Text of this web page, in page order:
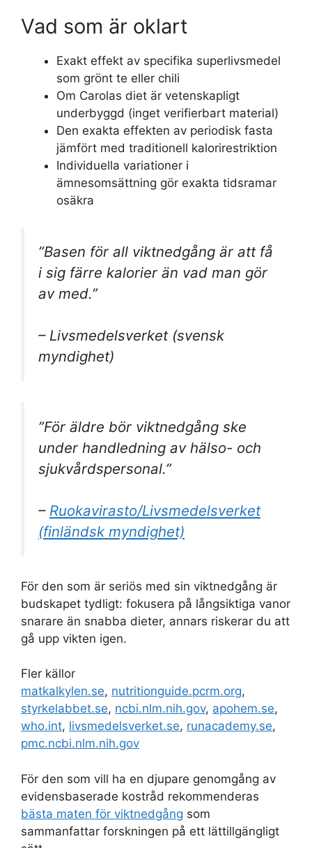
Vad som är oklart
Exakt effekt av specifika superlivsmedel
som grönt te eller chili
Om Carolas diet är vetenskapligt
underbyggd (inget verifierbart material)
Den exakta effekten av periodisk fasta
jämfört med traditionell kalorirestriktion
Individuella variationer i
ämnesomsättning gör exakta tidsramar
osäkra
”Basen för all viktnedgång är att få
i sig färre kalorier än vad man gör
av med.”
– Livsmedelsverket (svensk
myndighet)
”För äldre bör viktnedgång ske
under handledning av hälso- och
sjukvårdspersonal.”
– Ruokavirasto/Livsmedelsverket
(finländsk myndighet)
För den som är seriös med sin viktnedgång är
budskapet tydligt: fokusera på långsiktiga vanor
snarare än snabba dieter, annars riskerar du att
gå upp vikten igen.
Fler källor
matkalkylen.se, nutritionguide.pcrm.org,
styrkelabbet.se, ncbi.nlm.nih.gov, apohem.se,
who.int, livsmedelsverket.se, runacademy.se,
pmc.ncbi.nlm.nih.gov
För den som vill ha en djupare genomgång av
evidensbaserade kostråd rekommenderas
bästa maten för viktnedgång som
sammanfattar forskningen på ett lättillgängligt